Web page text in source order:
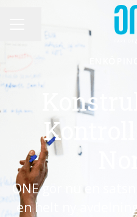
KARRIÄRMENY
Dela sidan
ONE gör nu en
en helt ny